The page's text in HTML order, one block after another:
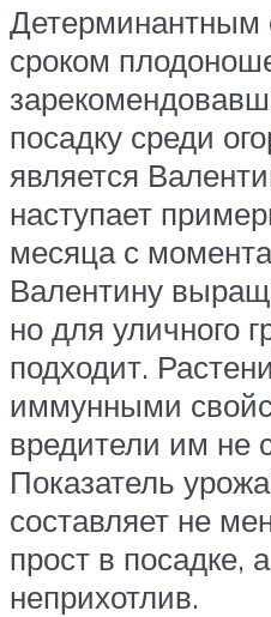
Детерминантным
сроком
посадку среди
является
наступает
месяца с
Валентину
но для уличного
подходит.
иммунными
вредители им не
Показатель
составляет не
прост в посадке,
неприхотлив.